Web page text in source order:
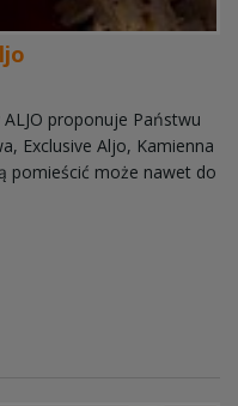
proponuje Państwu
Exclusive Aljo, Kamienna
pomieścić może nawet do